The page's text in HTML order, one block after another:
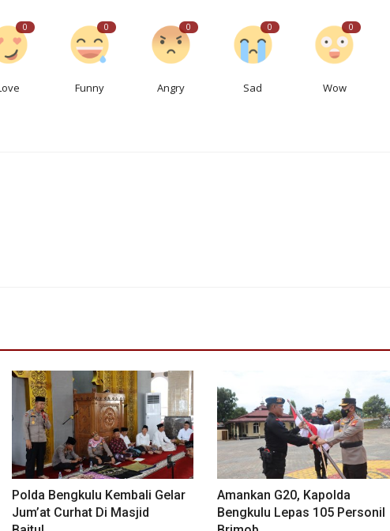
0 0
Funny
0
Angry
0
Sad
0
Wow
Polda Bengkulu Kembali Gelar
Jum’at Curhat Di Masjid
Amankan G20, Kapolda
Bengkulu Lepas 105 Personil